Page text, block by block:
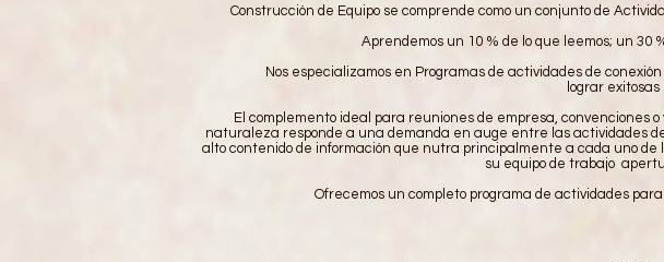
Construcción de Equipo se comprende como un conjunto de
Aprendemos un 10 % de lo que leemos; un 30
Nos especializamos en Programas de actividades de
lograr
El complemento ideal para reuniones de empresa, convenciones
naturaleza responde a una demanda en auge entre las actividades
alto contenido de información que nutra principalmente a cada uno
su equipo de trabajo
Ofrecemos un completo programa de actividades